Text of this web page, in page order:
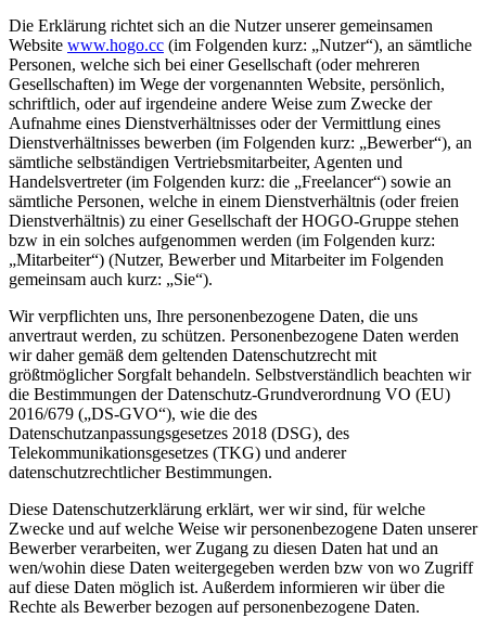
Die Erklärung richtet sich an die Nutzer unserer gemeinsamen
Website www.hogo.cc (im Folgenden kurz: „Nutzer“), an sämtliche
Personen, welche sich bei einer Gesellschaft (oder mehreren
Gesellschaften) im Wege der vorgenannten Website, persönlich,
schriftlich, oder auf irgendeine andere Weise zum Zwecke der
Aufnahme eines Dienstverhältnisses oder der Vermittlung eines
Dienstverhältnisses bewerben (im Folgenden kurz: „Bewerber“), an
sämtliche selbständigen Vertriebsmitarbeiter, Agenten und
Handelsvertreter (im Folgenden kurz: die „Freelancer“) sowie an
sämtliche Personen, welche in einem Dienstverhältnis (oder freien
Dienstverhältnis) zu einer Gesellschaft der HOGO-Gruppe stehen
bzw in ein solches aufgenommen werden (im Folgenden kurz:
„Mitarbeiter“) (Nutzer, Bewerber und Mitarbeiter im Folgenden
gemeinsam auch kurz: „Sie“).
Wir verpflichten uns, Ihre personenbezogene Daten, die uns
anvertraut werden, zu schützen. Personenbezogene Daten werden
wir daher gemäß dem geltenden Datenschutzrecht mit
größtmöglicher Sorgfalt behandeln. Selbstverständlich beachten wir
die Bestimmungen der Datenschutz-Grundverordnung VO (EU)
2016/679 („DS-GVO“), wie die des
Datenschutzanpassungsgesetzes 2018 (DSG), des
Telekommunikationsgesetzes (TKG) und anderer
datenschutzrechtlicher Bestimmungen.
Diese Datenschutzerklärung erklärt, wer wir sind, für welche
Zwecke und auf welche Weise wir personenbezogene Daten unserer
Bewerber verarbeiten, wer Zugang zu diesen Daten hat und an
wen/wohin diese Daten weitergegeben werden bzw von wo Zugriff
auf diese Daten möglich ist. Außerdem informieren wir über die
Rechte als Bewerber bezogen auf personenbezogene Daten.